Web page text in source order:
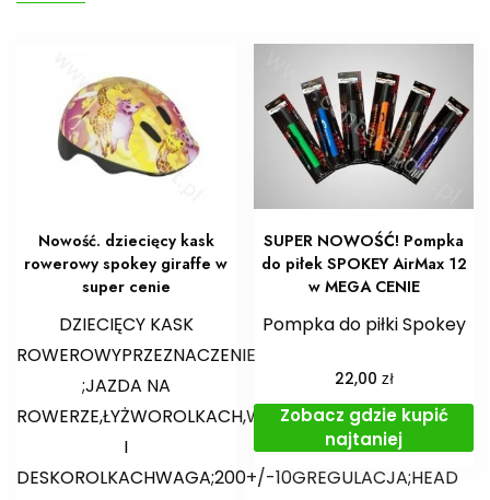
Nowość. dziecięcy kask
rowerowy spokey giraffe w
super cenie
DZIECIĘCY KASK
ROWEROWYPRZEZNACZENIE
;JAZDA NA
ROWERZE,ŁYŻWOROLKACH,WROTKACH
I
DESKOROLKACHWAGA;200+/-10GREGULACJA;HEAD
SUPER NOWOŚĆ! Pompka
do piłek SPOKEY AirMax 12
w MEGA CENIE
Pompka do piłki Spokey
22,00 zł
Zobacz gdzie kupić
najtaniej